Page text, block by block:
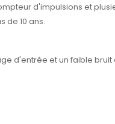
d'impulsions et
de 10 ans.
d'entrée et un faible